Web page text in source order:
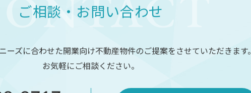
ご相談・お問い合わせ
ーズに合わせた開業向け不動産物件のご提案をさせていただきます。
お気軽にご相談ください。